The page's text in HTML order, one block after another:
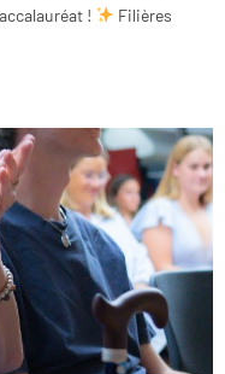
!
Filières